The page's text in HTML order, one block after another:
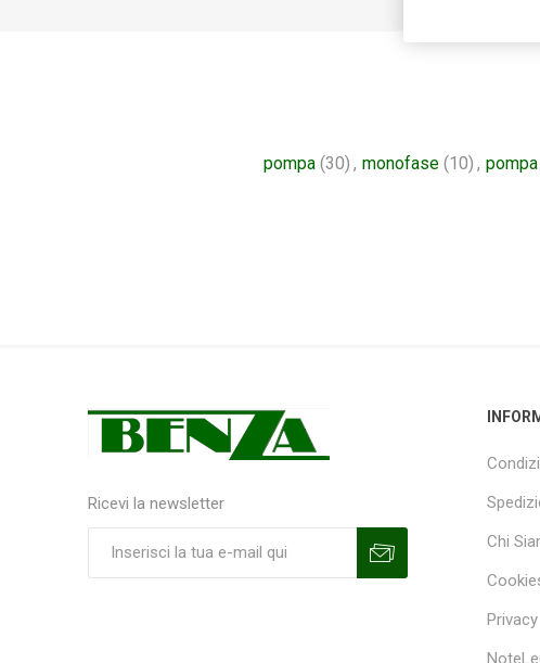
pompa (30) , monofase (10) ,
Ricevi la newsletter
Chi
Privacy